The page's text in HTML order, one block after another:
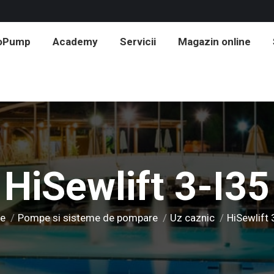
Academy Servicii Magazin online
HiSewlift 3-I35
here:
Pompe si sisteme de pompare Uz caznic HiSewlift